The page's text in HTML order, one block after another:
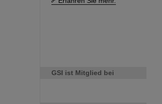
GSI ist Mitglied bei